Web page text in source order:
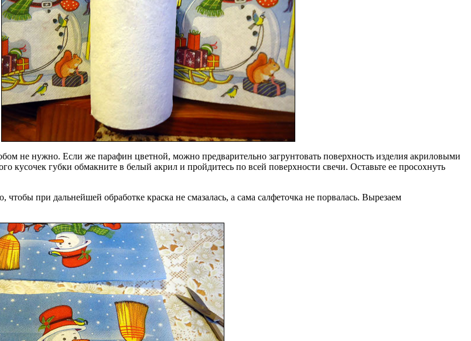
не нужно. Если же парафин цветной, можно предварительно загрунтовать поверхность изделия акриловыми
кусочек губки обмакните в белый акрил и пройдитесь по всей поверхности свечи. Оставьте ее просохнуть
при дальнейшей обработке краска не смазалась, а сама салфеточка не порвалась. Вырезаем